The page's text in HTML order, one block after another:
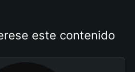
este contenido